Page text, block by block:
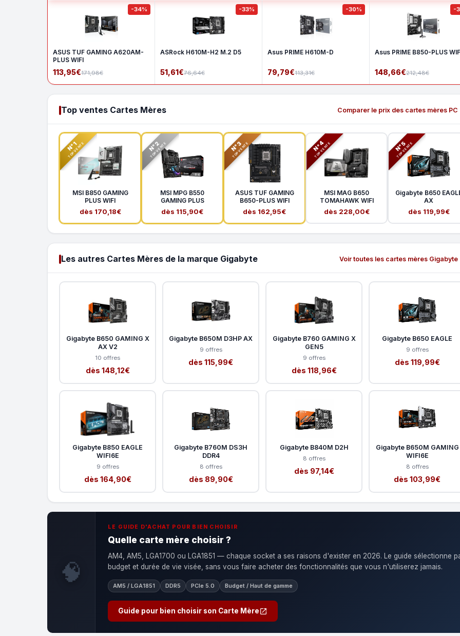
-34%
ASUS TUF GAMING A620AM-
PLUS WIFI
113,95€171,98€
-33%
ASRock H610M-H2 M.2 D5
51,61€76,64€
-30%
Asus PRIME H610M-D
79,79€113,31€
-
Asus PRIME B850-PLUS
148,66€212,48€
Top ventes Cartes Mères Comparer le prix des cartes mères
N°1
TOP VENTE
MSI B850 GAMING
PLUS WIFI
dès 170,18€
N°2
TOP VENTE
MSI MPG B550
GAMING PLUS
dès 115,90€
N°3
TOP VENTE
ASUS TUF GAMING
B650-PLUS WIFI
dès 162,95€
N°4
TOP VENTE
MSI MAG B650
TOMAHAWK WIFI
dès 228,00€
N°5
TOP VENTE
Gigabyte B650
AX
dès 119,99€
Les autres Cartes Mères de la marque Gigabyte Voir toutes les cartes mères
Gigabyte B650 GAMING X
AX V2
10 offres
dès 148,12€
Gigabyte B650M D3HP AX
9 offres
dès 115,99€
Gigabyte B760 GAMING X
GEN5
9 offres
dès 118,96€
Gigabyte B650 EAGLE
9 offres
dès 119,99€
Gigabyte B850 EAGLE
WIFI6E
9 offres
dès 164,90€
Gigabyte B760M DS3H
DDR4
8 offres
dès 89,90€
Gigabyte B840M D2H
8 offres
dès 97,14€
Gigabyte B650M GAMING
WIFI6E
8 offres
dès 103,99€
🧠
LE GUIDE D'ACHAT POUR BIEN CHOISIR
Quelle carte mère choisir ?
AM4, AM5, LGA1700 ou LGA1851 — chaque socket a ses raisons d'exister en 2026. Le guide sélectionne
budget et durée de vie visée, sans vous faire acheter des fonctionnalités que vous n'utiliserez jamais.
AM5 / LGA1851 DDR5 PCIe 5.0 Budget / Haut de gamme
Guide pour bien choisir son Carte Mère